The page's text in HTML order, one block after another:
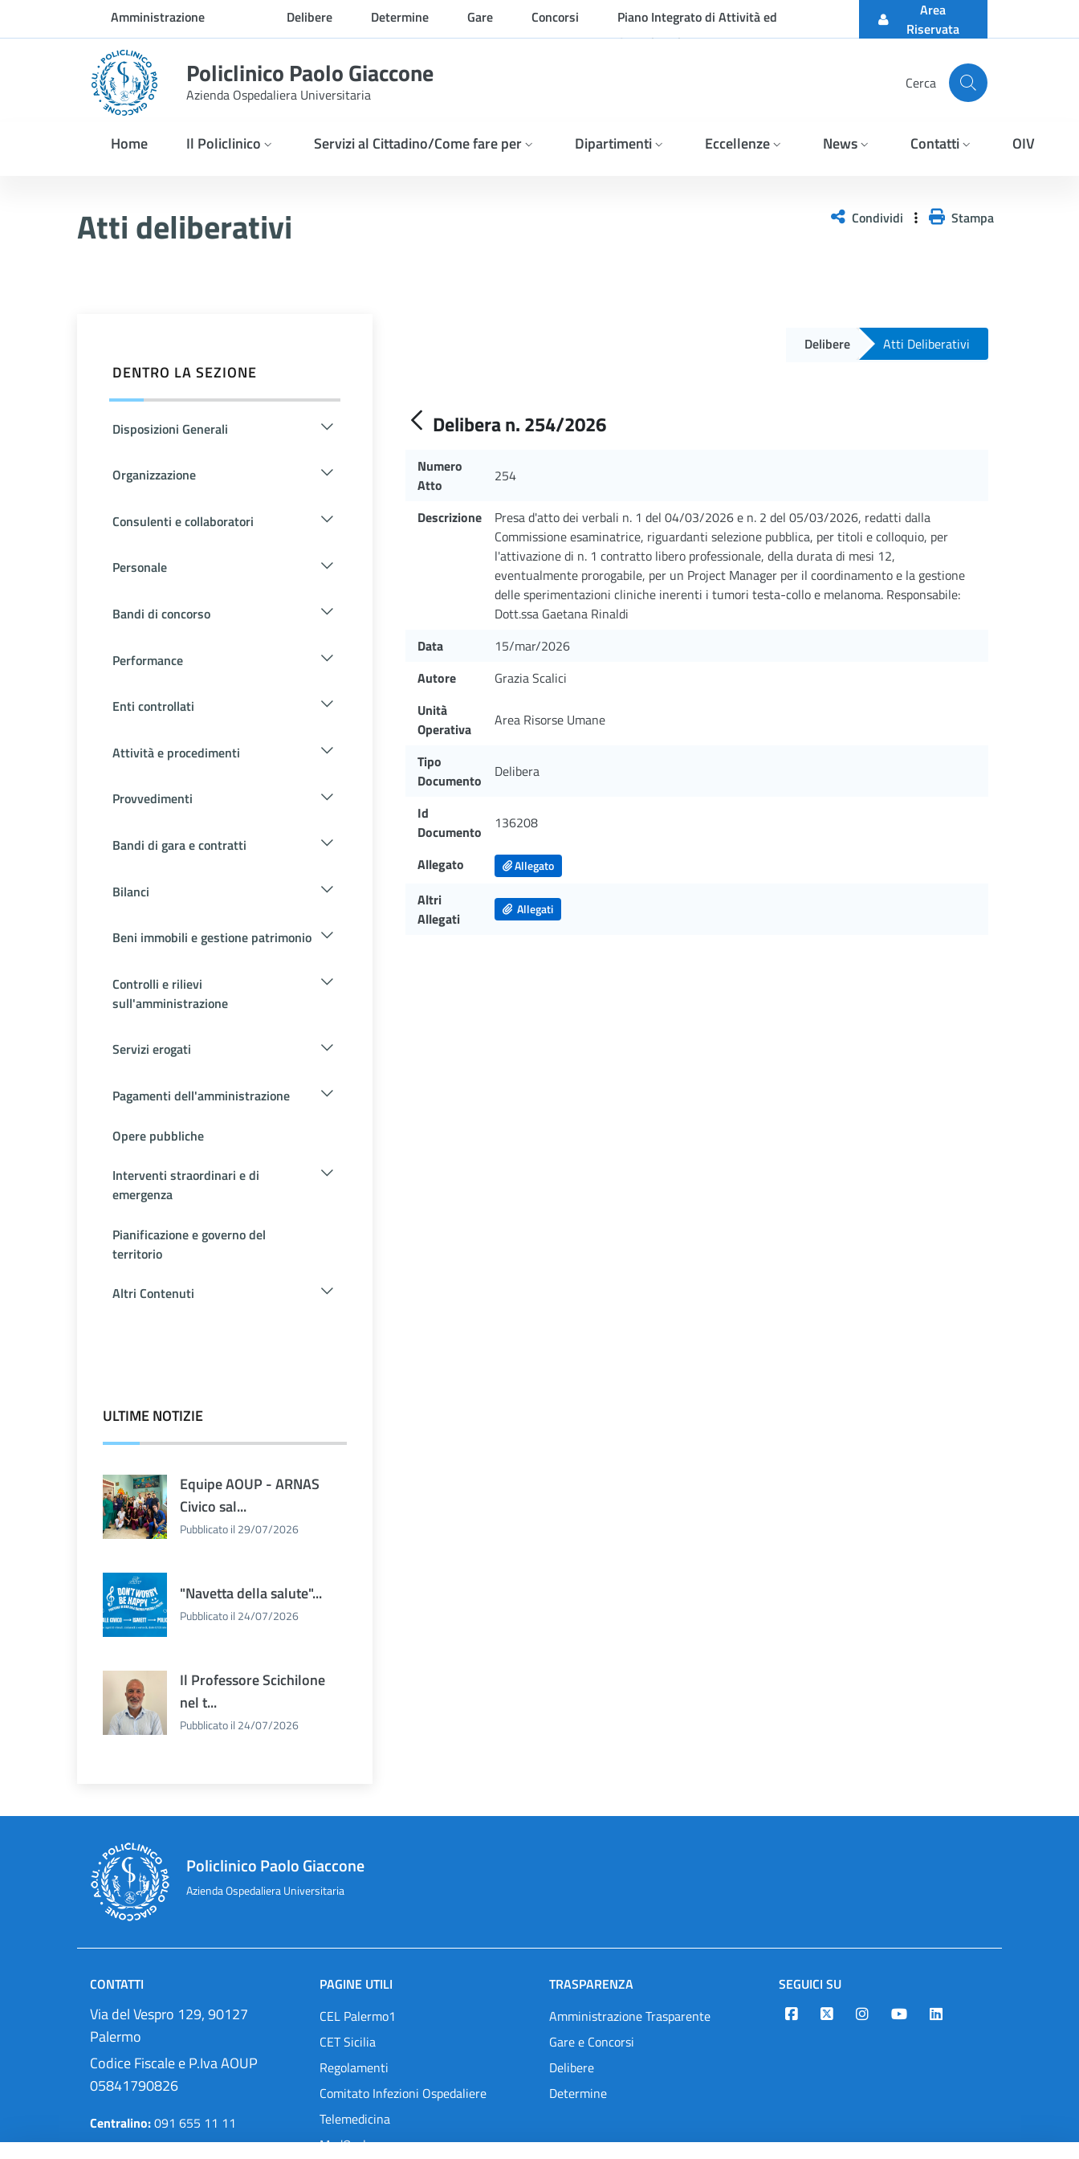
Skip to Main ContentAmministrazione
trasparente
Delibere Determine Gare Concorsi
Piano Integrato di Attività ed
Organizzazione
Area
Riservata
Policlinico Paolo Giaccone
Azienda Ospedaliera Universitaria
Cerca
Home Il Policlinico Servizi al Cittadino/Come fare per Dipartimenti Eccellenze News Contatti OIV
Atti deliberativi Condividi Stampa
DENTRO LA SEZIONE
Disposizioni Generali
Organizzazione
Consulenti e collaboratori
Personale
Bandi di concorso
Performance
Enti controllati
Attività e procedimenti
Provvedimenti
Bandi di gara e contratti
Bilanci
Beni immobili e gestione patrimonio
Controlli e rilievi
sull'amministrazione
Servizi erogati
Pagamenti dell'amministrazione
Opere pubbliche
Interventi straordinari e di
emergenza
Pianificazione e governo del
territorio
Altri Contenuti
ULTIME NOTIZIE
Equipe AOUP - ARNAS
Civico sal...
Pubblicato il 29/07/2026
"Navetta della salute"...
Pubblicato il 24/07/2026
Il Professore Scichilone
nel t...
Pubblicato il 24/07/2026
Delibere Atti Deliberativi
Delibera n. 254/2026
Numero
Atto
254
Descrizione
Presa d'atto dei verbali n. 1 del 04/03/2026 e n. 2 del 05/03/2026, redatti dalla
Commissione esaminatrice, riguardanti selezione pubblica, per titoli e colloquio, per
l'attivazione di n. 1 contratto libero professionale, della durata di mesi 12,
eventualmente prorogabile, per un Project Manager per il coordinamento e la gestione
delle sperimentazioni cliniche inerenti i tumori testa-collo e melanoma. Responsabile:
Dott.ssa Gaetana Rinaldi
Data
15/mar/2026
Autore
Grazia Scalici
Unità
Operativa
Area Risorse Umane
Tipo
Documento
Delibera
Id
Documento
136208
Allegato Allegato
Altri
Allegati
Allegati
Policlinico Paolo Giaccone
Azienda Ospedaliera Universitaria
CONTATTI
Via del Vespro 129, 90127
Palermo
Codice Fiscale e P.Iva AOUP
05841790826
Centralino:091 655 11 11
Pec:protocollo@cert.policlinico.pa.it
PAGINE UTILI
CEL Palermo1
CET Sicilia
Regolamenti
Comitato Infezioni Ospedaliere
Telemedicina
MedOral
TRASPARENZA
Amministrazione Trasparente
Gare e Concorsi
Delibere
Determine
SEGUICI SU
Designers Italia
TwitterInstagramYoutubeLinkedin